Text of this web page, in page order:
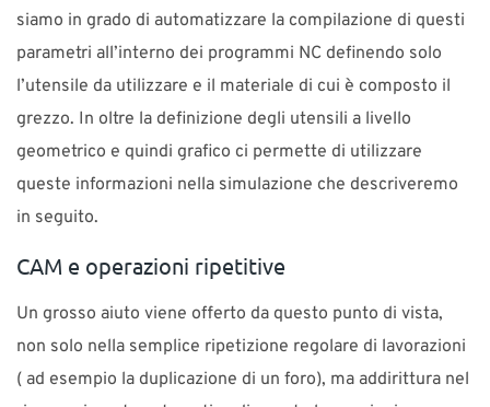
siamo in grado di automatizzare la compilazione di questi
parametri all’interno dei programmi NC definendo solo
l’utensile da utilizzare e il materiale di cui è composto il
grezzo. In oltre la definizione degli utensili a livello
geometrico e quindi grafico ci permette di utilizzare
queste informazioni nella simulazione che descriveremo
in seguito.
CAM e operazioni ripetitive
Un grosso aiuto viene offerto da questo punto di vista,
non solo nella semplice ripetizione regolare di lavorazioni
( ad esempio la duplicazione di un foro), ma addirittura nel